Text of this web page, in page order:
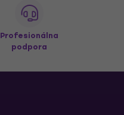
Profesionálna
podpora